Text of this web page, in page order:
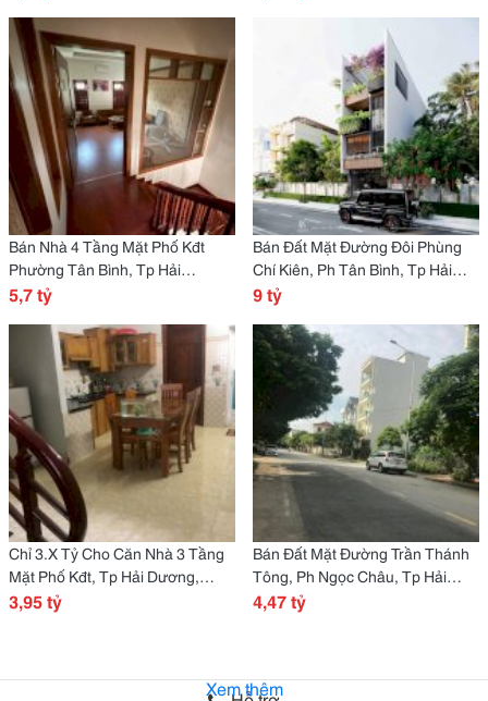
Bán Nhà 4 Tầng Mặt Phố Kđt
Phường Tân Bình, Tp Hải
Dương, 67.5M2, Mt 4.5M, Full
5,7 tỷ
Bán Đất Mặt Đường Đôi Phùng
Chí Kiên, Ph Tân Bình, Tp Hải
Dương, 150M2, Mt 10M, Đường
9 tỷ
Chỉ 3.X Tỷ Cho Căn Nhà 3 Tầng
Mặt Phố Kđt, Tp Hải Dương,
60M2, Mt 4M, 3 Ngủ, Giá Quá
3,95 tỷ
Bán Đất Mặt Đường Trần Thánh
Tông, Ph Ngọc Châu, Tp Hải
Dương, 65.7M2, Mt 4.5M, Kd Tốt
4,47 tỷ
Xem thêm